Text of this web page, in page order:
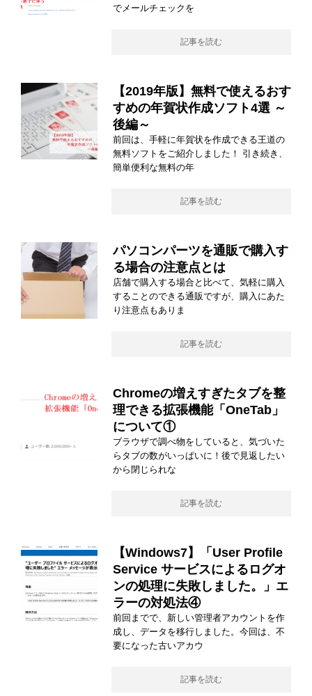
でメールチェックを
記事を読む
【2019年版】無料で使えるおす
すめの年賀状作成ソフト4選 ～
後編～
前回は、手軽に年賀状を作成できる王道の
無料ソフトをご紹介しました！ 引き続き、
簡単便利な無料の年
記事を読む
パソコンパーツを通販で購入す
る場合の注意点とは
店舗で購入する場合と比べて、気軽に購入
することのできる通販ですが、購入にあた
り注意点もありま
記事を読む
Chromeの増えすぎたタブを整
理できる拡張機能「OneTab」
について①
ブラウザで調べ物をしていると、気づいた
らタブの数がいっぱいに！後で見返したい
から閉じられな
記事を読む
【Windows7】「User Profile
Service サービスによるログオ
ンの処理に失敗しました。」エ
ラーの対処法④
前回までで、新しい管理者アカウントを作
成し、データを移行しました。今回は、不
要になった古いアカウ
記事を読む